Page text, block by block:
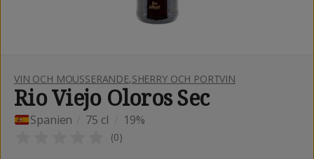
VIN OCH MOUSSERANDE,SHERRY OCH PORTVIN
Rio Viejo Oloros Sec
Spanien 75 cl 19%
(0)